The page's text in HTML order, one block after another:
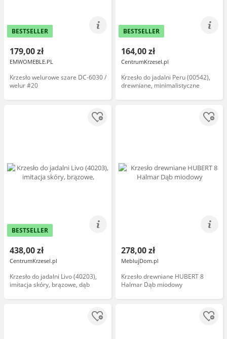
BESTSELLER
179,00 zł
EMWOMEBLE.PL
Krzesło welurowe szare DC-6030 /
welur #20
BESTSELLER
164,00 zł
CentrumKrzesel.pl
Krzesło do jadalni Peru (00542),
drewniane, minimalistyczne
BESTSELLER
438,00 zł
CentrumKrzesel.pl
Krzesło do jadalni Livo (40203),
imitacja skóry, brązowe, dąb
278,00 zł
MeblujDom.pl
Krzesło drewniane HUBERT 8
Halmar Dąb miodowy